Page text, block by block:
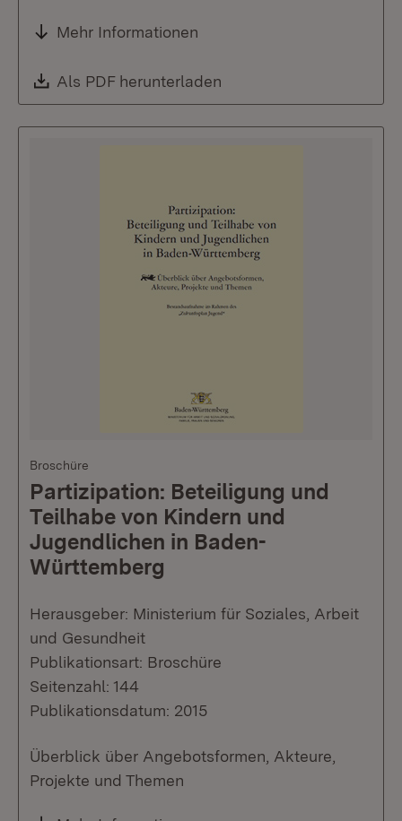
Mehr Informationen
Download:
Als PDF herunterladen
Broschüre
Partizipation: Beteiligung und
Teilhabe von Kindern und
Jugendlichen in Baden-
Württemberg
Herausgeber: Ministerium für Soziales, Arbeit
und Gesundheit
Publikationsart: Broschüre
Seitenzahl: 144
Publikationsdatum: 2015
Überblick über Angebotsformen, Akteure,
Projekte und Themen